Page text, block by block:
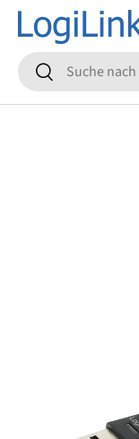
Direkt zum Inhalt
Suchen
Suchen